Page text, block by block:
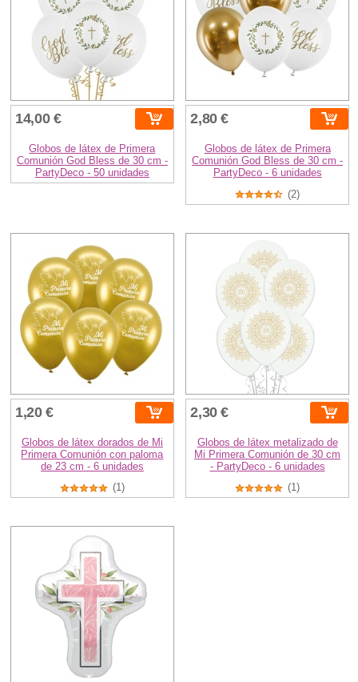
14,00 €
Globos de látex de Primera
Comunión God Bless de 30 cm -
PartyDeco - 50 unidades
2,80 €
Globos de látex de Primera
Comunión God Bless de 30 cm -
PartyDeco - 6 unidades
(2)
1,20 €
Globos de látex dorados de Mi
Primera Comunión con paloma
de 23 cm - 6 unidades
(1)
2,30 €
Globos de látex metalizado de
Mi Primera Comunión de 30 cm
- PartyDeco - 6 unidades
(1)